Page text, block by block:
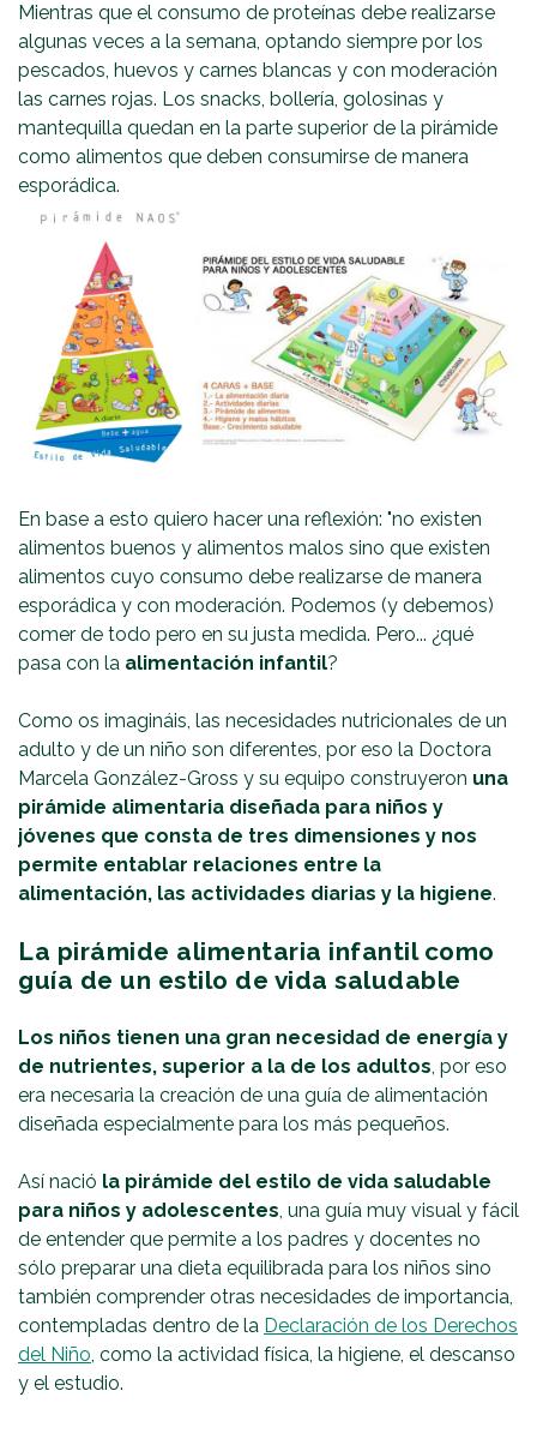
Mientras que el consumo de proteínas debe realizarse
algunas veces a la semana, optando siempre por los
pescados, huevos y carnes blancas y con moderación
las carnes rojas. Los snacks, bollería, golosinas y
mantequilla quedan en la parte superior de la pirámide
como alimentos que deben consumirse de manera
esporádica.
En base a esto quiero hacer una reflexión: "no existen
alimentos buenos y alimentos malos sino que existen
alimentos cuyo consumo debe realizarse de manera
esporádica y con moderación. Podemos (y debemos)
comer de todo pero en su justa medida. Pero... ¿qué
pasa con la alimentación infantil?
Como os imagináis, las necesidades nutricionales de un
adulto y de un niño son diferentes, por eso la Doctora
Marcela González-Gross y su equipo construyeron una
pirámide alimentaria diseñada para niños y
jóvenes que consta de tres dimensiones y nos
permite entablar relaciones entre la
alimentación, las actividades diarias y la higiene.
La pirámide alimentaria infantil como
guía de un estilo de vida saludable
Los niños tienen una gran necesidad de energía y
de nutrientes, superior a la de los adultos, por eso
era necesaria la creación de una guía de alimentación
diseñada especialmente para los más pequeños.
Así nació la pirámide del estilo de vida saludable
para niños y adolescentes, una guía muy visual y fácil
de entender que permite a los padres y docentes no
sólo preparar una dieta equilibrada para los niños sino
también comprender otras necesidades de importancia,
contempladas dentro de la Declaración de los Derechos
del Niño, como la actividad física, la higiene, el descanso
y el estudio.